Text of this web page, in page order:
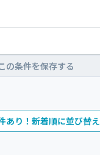
の条件を保存する
あり！新着順に並び替え